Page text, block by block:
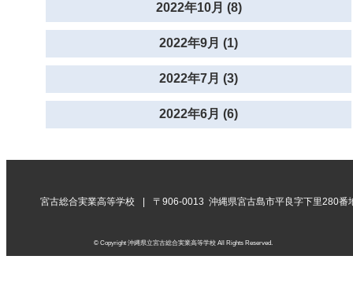
2022年10月 (8)
2022年9月 (1)
2022年7月 (3)
2022年6月 (6)
宮古総合実業高等学校 〒906-0013 沖縄県宮古島市平良字下里280番
© Copyright 沖縄県立宮古総合実業高等学校 All Rights Reserved.